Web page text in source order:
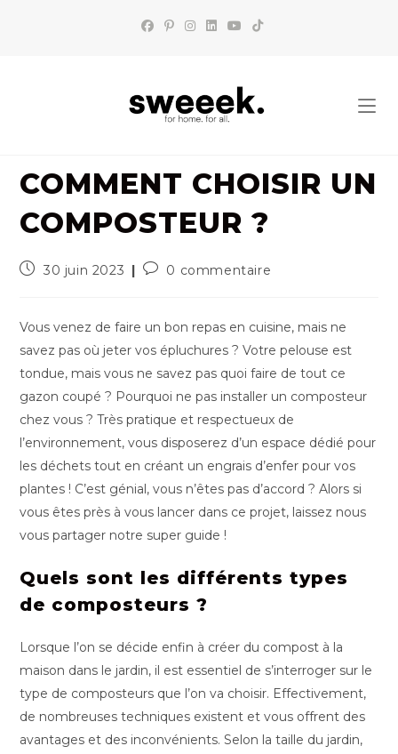
COMMENT CHOISIR UN
COMPOSTEUR ?
Publication
30 juin 2023
Commentaires
publication :
0 commentaire
Vous venez de faire un bon repas en cuisine, mais ne
savez pas où jeter vos épluchures ? Votre pelouse est
tondue, mais vous ne savez pas quoi faire de tout ce
gazon coupé ? Pourquoi ne pas installer un composteur
chez vous ? Très pratique et respectueux de
l’environnement, vous disposerez d’un espace dédié pour
les déchets tout en créant un engrais d’enfer pour vos
plantes ! C’est génial, vous n’êtes pas d’accord ? Alors si
vous êtes près à vous lancer dans ce projet, laissez nous
vous partager notre super guide !
Quels sont les différents types
de composteurs ?
Lorsque l’on se décide enfin à créer du compost à la
maison dans le jardin, il est essentiel de s’interroger sur le
type de composteurs que l’on va choisir. Effectivement,
de nombreuses techniques existent et vous offrent des
avantages et des inconvénients. Selon la taille du jardin,